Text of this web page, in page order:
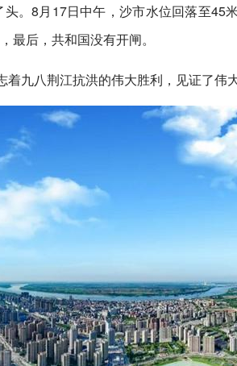
。8月17日中午，沙市水位回落至45
最后，共和国没有开闸。
九八荆江抗洪的伟大胜利，见证了伟